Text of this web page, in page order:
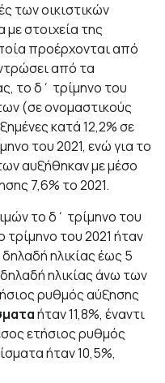
των οικιστικών
στοιχεία της
προέρχονται από
από τα
το δ΄ τρίμηνο του
(σε ονομαστικούς
κατά 12,2% σε
του 2021, ενώ για το
αυξήθηκαν με μέσο
7,6% το 2021.
το δ΄ τρίμηνο του
τρίμηνο του 2021 ήταν
δηλαδή ηλικίας έως 5
ηλικίας άνω των
ρυθμός αύξησης
ήταν 11,8%, έναντι
ετήσιος ρυθμός
ήταν 10,5%,